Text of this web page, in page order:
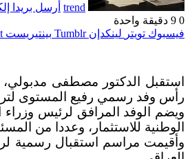
trend أرسل بريدا
0
دقيقة واحدة
فيسبوك تويتر لينكدإن بينتيريست
استقبل الدكتور مصطفى مدبولي،
رأس وفد رسمي رفيع المستوى
ويضم الوفد المرافق لرئيس وزراء
الوطنية للاستثمار، وعددا من
وأقيمت مراسم استقبال رسمية